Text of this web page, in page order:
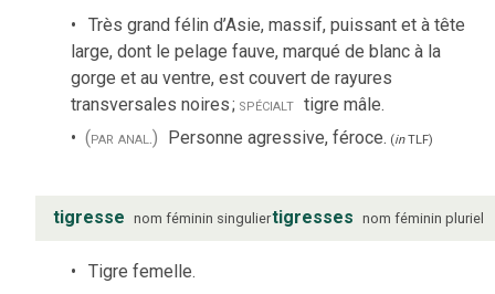
Très grand félin d’Asie, massif, puissant et à tête
large, dont le pelage fauve, marqué de blanc à la
gorge et au ventre, est couvert de rayures
transversales noires; spécialt tigre mâle.
(par anal.) Personne agressive, féroce. (inTLF)
tigresse nom féminin singuliertigresses nom féminin pluriel
Tigre femelle.